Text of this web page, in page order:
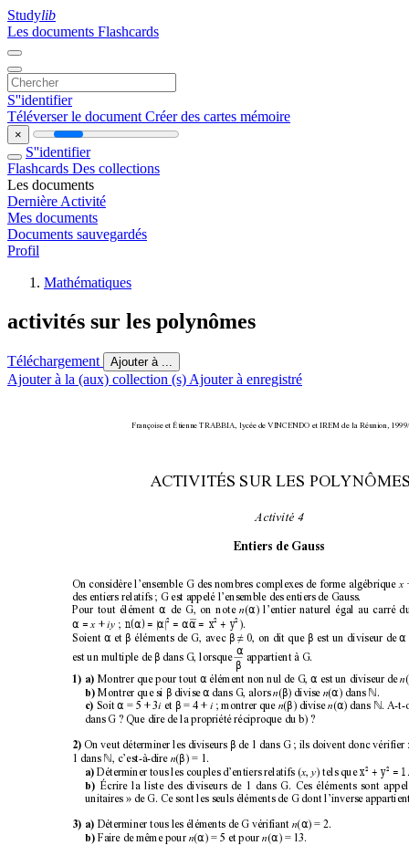
Studylib
Les documents Flashcards
S''identifier
Téléverser le document Créer des cartes mémoire
×
S''identifier
Flashcards Des collections
Les documents
Dernière Activité
Mes documents
Documents sauvegardés
Profil
Mathématiques
activités sur les polynômes
Téléchargement Ajouter à ...
Ajouter à la (aux) collection (s) Ajouter à enregistré
Françoise et Étienne TRABBIA, lycée de VINCENDO et IREM de la Réunion,
ACTIVITÉS SUR LES
Activité 4
Entiers de Gauss
On considère l’ensemble G des nombres complexes de forme algébrique x
des entiers relatifs ; G est appelé l’ensemble des entiers de Gauss.
Pour tout élément α de G, on note n(α) l’entier naturel égal au carré
α = x + iy ; nx
y
()
αα α
α
===+
222
).
Soient α et β éléments de G, avec β ≠ 0, on dit que β est un diviseur de α
est un multiple de β dans G, lorsque α
β appartient à G.
1) a) Montrer que pour tout α élément non nul de G, α est un diviseur de n(
b) Montrer que si β divise α dans G, alors n(β) divise n(α) dans N .
c) Soit α = 5 + 3i et β = 4 + i ; montrer que n(β) divise n(α) dans N. A-t-
dans G ? Que dire de la propriété réciproque du b) ?
2) On veut déterminer les diviseurs β de 1 dans G ; ils doivent donc vérifier
1 dans N , c’est-à-dire n(β) = 1.
a) Déterminer tous les couples d’entiers relatifs (x, y) tels que xy
22
b) Écrire la liste des diviseurs de 1 dans G. Ces éléments sont
unitaires » de G. Ce sont les seuls éléments de G dont l’inverse
3) a) Déterminer tous les éléments de G vérifiant n(α) = 2.
b) Faire de même pour n(α) = 5 et pour n(α) = 13.